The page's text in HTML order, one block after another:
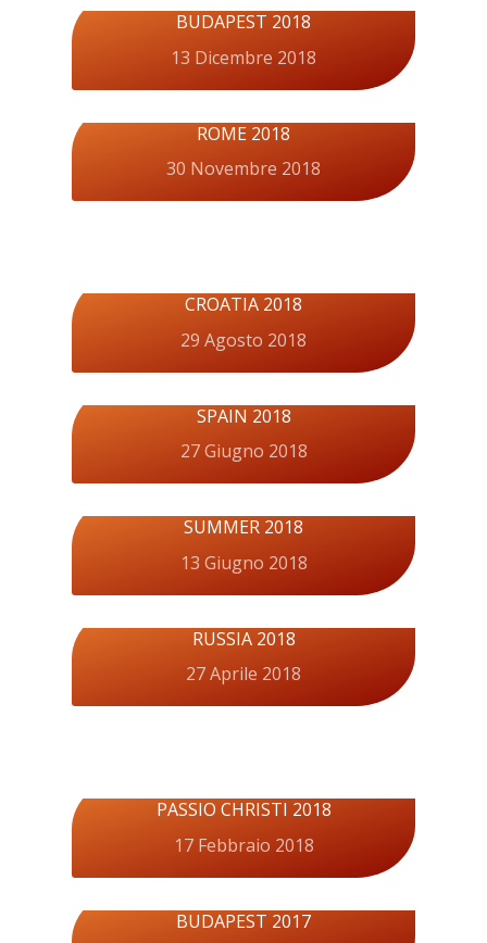
BUDAPEST 2018
13 Dicembre 2018
ROME 2018
30 Novembre 2018
CROATIA 2018
29 Agosto 2018
SPAIN 2018
27 Giugno 2018
SUMMER 2018
13 Giugno 2018
RUSSIA 2018
27 Aprile 2018
PASSIO CHRISTI 2018
17 Febbraio 2018
BUDAPEST 2017